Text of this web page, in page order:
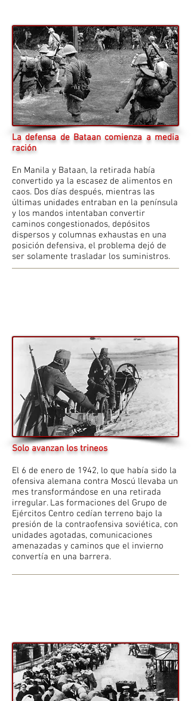
La defensa de Bataan comienza a media
ración
En Manila y Bataan, la retirada había
convertido ya la escasez de alimentos en
caos. Dos días después, mientras las
últimas unidades entraban en la península
y los mandos intentaban convertir
caminos congestionados, depósitos
dispersos y columnas exhaustas en una
posición defensiva, el problema dejó de
ser solamente trasladar los suministros.
Solo avanzan los trineos
El 6 de enero de 1942, lo que había sido la
ofensiva alemana contra Moscú llevaba un
mes transformándose en una retirada
irregular. Las formaciones del Grupo de
Ejércitos Centro cedían terreno bajo la
presión de la contraofensiva soviética, con
unidades agotadas, comunicaciones
amenazadas y caminos que el invierno
convertía en una barrera.